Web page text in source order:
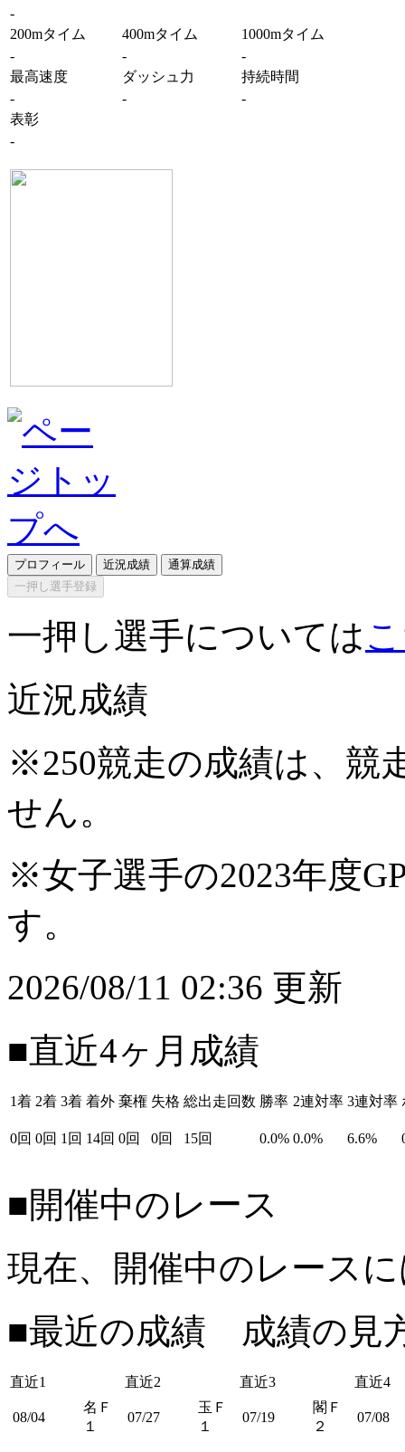
-
200mタイム
400mタイム
1000mタイム
-
-
-
最高速度
ダッシュ力
持続時間
-
-
-
表彰
-
プロフィール 近況成績
通算成績
一押し選手登録
一押し選手については
近況成績
※250競走の成績は、競
せん。
※女子選手の2023年度
す。
2026/08/11 02:36 更新
■直近4ヶ月成績
1着 2着 3着 着外 棄権 失格 総出走回数 勝率 2連対率 3連対率
0回 0回 1回 14回 0回 0回 15回 0.0% 0.0% 6.6%
■開催中のレース
現在、開催中のレース
■最近の成績 成績の見
直近1 直近2 直近3 直近4
08/04
名Ｆ
１
07/27
玉Ｆ
１
07/19
閣Ｆ
２
07/08